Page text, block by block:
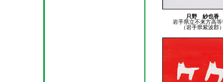
只野 紗也香
岩手県立不来方高等
（岩手県紫波郡